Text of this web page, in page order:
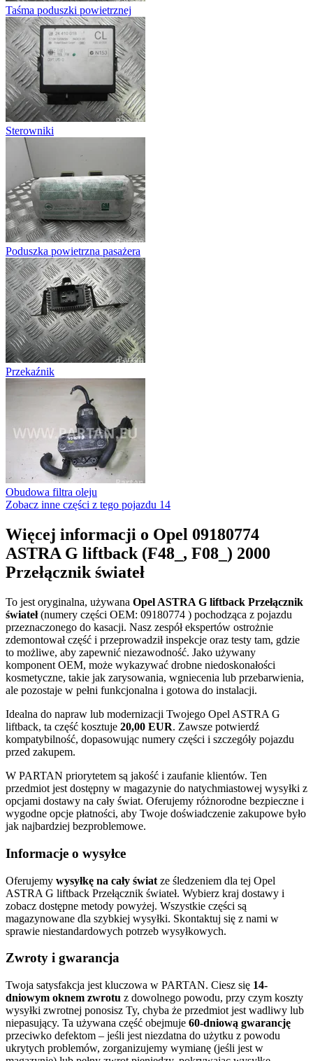
Taśma poduszki powietrznej
Sterowniki
Poduszka powietrzna pasażera
Przekaźnik
Obudowa filtra oleju
Zobacz inne części z tego pojazdu 14
Więcej informacji o Opel 09180774
ASTRA G liftback (F48_, F08_) 2000
Przełącznik świateł
To jest oryginalna, używana Opel ASTRA G liftback Przełącznik
świateł(numery części OEM: 09180774 ) pochodząca z pojazdu
przeznaczonego do kasacji. Nasz zespół ekspertów ostrożnie
zdemontował część i przeprowadził inspekcje oraz testy tam, gdzie
to możliwe, aby zapewnić niezawodność. Jako używany
komponent OEM, może wykazywać drobne niedoskonałości
kosmetyczne, takie jak zarysowania, wgniecenia lub przebarwienia,
ale pozostaje w pełni funkcjonalna i gotowa do instalacji.
Idealna do napraw lub modernizacji Twojego Opel ASTRA G
liftback, ta część kosztuje 20,00 EUR. Zawsze potwierdź
kompatybilność, dopasowując numery części i szczegóły pojazdu
przed zakupem.
W PARTAN priorytetem są jakość i zaufanie klientów. Ten
przedmiot jest dostępny w magazynie do natychmiastowej wysyłki z
opcjami dostawy na cały świat. Oferujemy różnorodne bezpieczne i
wygodne opcje płatności, aby Twoje doświadczenie zakupowe było
jak najbardziej bezproblemowe.
Informacje o wysyłce
Oferujemy wysyłkę na cały świat ze śledzeniem dla tej Opel
ASTRA G liftback Przełącznik świateł. Wybierz kraj dostawy i
zobacz dostępne metody powyżej. Wszystkie części są
magazynowane dla szybkiej wysyłki. Skontaktuj się z nami w
sprawie niestandardowych potrzeb wysyłkowych.
Zwroty i gwarancja
Twoja satysfakcja jest kluczowa w PARTAN. Ciesz się 14-
dniowym oknem zwrotu z dowolnego powodu, przy czym koszty
wysyłki zwrotnej ponosisz Ty, chyba że przedmiot jest wadliwy lub
niepasujący. Ta używana część obejmuje 60-dniową gwarancję
przeciwko defektom – jeśli jest niezdatna do użytku z powodu
ukrytych problemów, zorganizujemy wymianę (jeśli jest w